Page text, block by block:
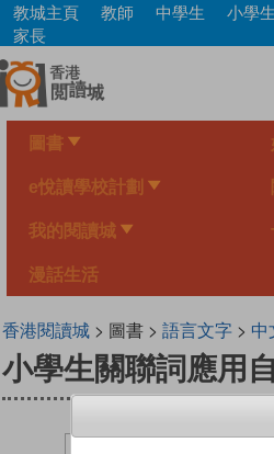
Skip
main
content
教城主頁 教師 中學生
小學生
家長
圖書
e悅讀學校計劃
我的閱讀城
漫話生活
香港閱讀城> 圖書 > 語言文字> 中
小學生關聯詞應用